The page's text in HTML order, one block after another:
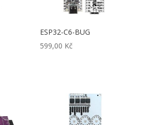
ESP32-C6-BUG
599,00 Kč